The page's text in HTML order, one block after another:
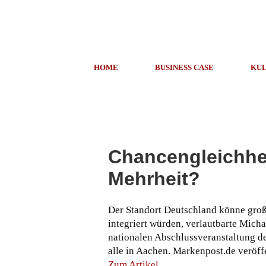
HOME BUSINESS CASE
Mehrheit?
Der Standort Deutschland könne
integriert würden, verlautbarte
nationalen Abschlussveranstaltung
alle in Aachen. Markenpost.de